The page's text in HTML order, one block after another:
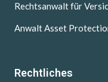
Rechtsanwalt für
Anwalt Asset
Rechtliches